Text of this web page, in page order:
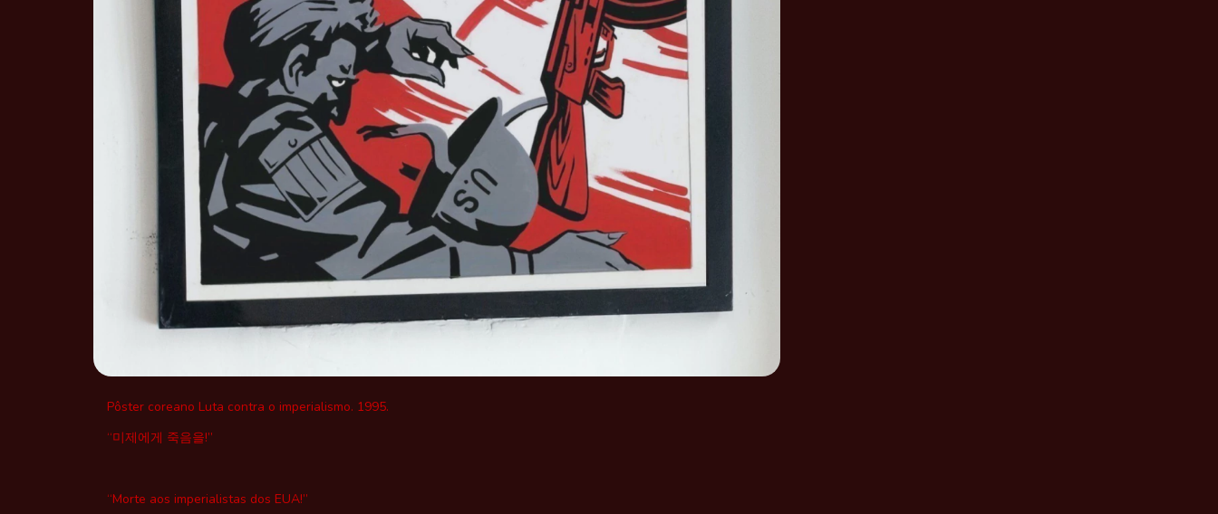
Pôster coreano Luta contra o imperialismo. 1995.
“미제에게 죽음을!”
“Morte aos imperialistas dos EUA!”